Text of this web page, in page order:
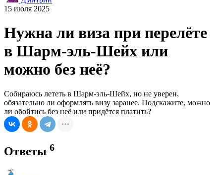
15 июля 2025
Нужна ли виза при перелёте
в Шарм-эль-Шейх или
можно без неё?
Собираюсь лететь в Шарм-эль-Шейх, но не уверен,
обязательно ли оформлять визу заранее. Подскажите, можно
ли обойтись без неё или придётся платить?
Ответы 6